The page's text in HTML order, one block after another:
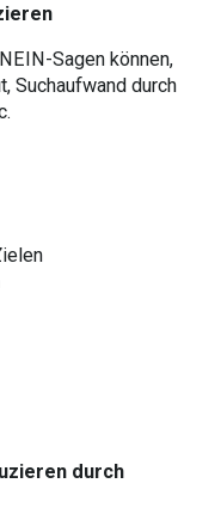
Sagen können,
Suchaufwand durch
durch